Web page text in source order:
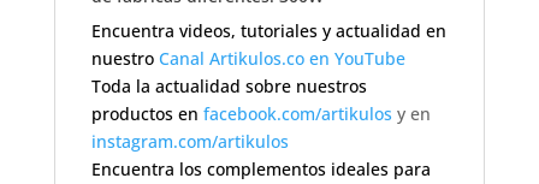
Encuentra videos, tutoriales y actualidad en
nuestro Canal Artikulos.co en YouTube
Toda la actualidad sobre nuestros
productos en facebook.com/artikulos y en
instagram.com/artikulos
Encuentra los complementos ideales para